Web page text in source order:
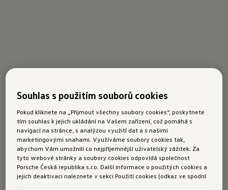
Souhlas s použitím souborů cookies
Pokud kliknete na „Přijmout všechny soubory cookies“, poskytnete
tím souhlas k jejich ukládání na Vašem zařízení, což pomáhá s
navigací na stránce, s analýzou využití dat a s našimi
marketingovými snahami. Využíváme soubory cookies tak,
abychom Vám umožnili co nejpříjemnější uživatelský zážitek. Za
tyto webové stránky a soubory cookies odpovídá společnost
Porsche Česká republika s.r.o. Další informace o použitých cookies a
jejich deaktivaci naleznete v sekci Použití cookies (odkaz ve spodní
části této stránky).